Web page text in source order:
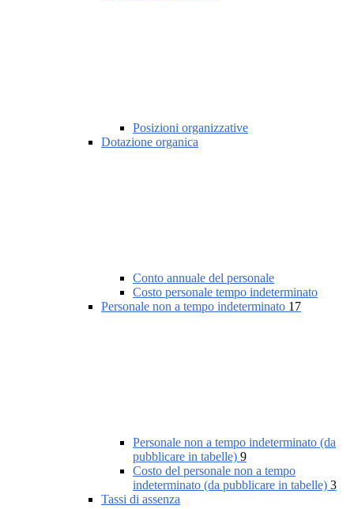
Posizioni organizzative
Dotazione organica
Conto annuale del personale
Costo personale tempo indeterminato
Personale non a tempo indeterminato 17
Personale non a tempo indeterminato (da
pubblicare in tabelle) 9
Costo del personale non a tempo
indeterminato (da pubblicare in tabelle) 3
Tassi di assenza